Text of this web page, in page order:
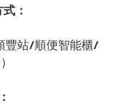
：
豐站/順便智能櫃/